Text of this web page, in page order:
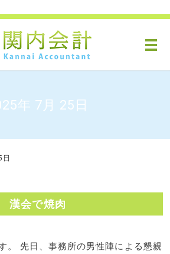
メ
年 7月 25日
漢会で焼肉
。 先日、事務所の男性陣による懇親